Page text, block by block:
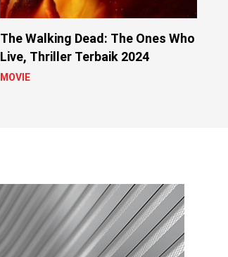
The Walking Dead: The Ones Who
Live, Thriller Terbaik 2024
MOVIE